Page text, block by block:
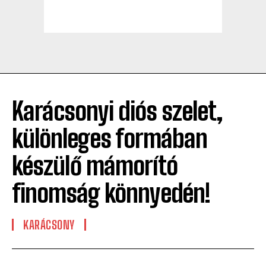
Karácsonyi diós szelet,
különleges formában
készülő mámorító
finomság könnyedén!
KARÁCSONY